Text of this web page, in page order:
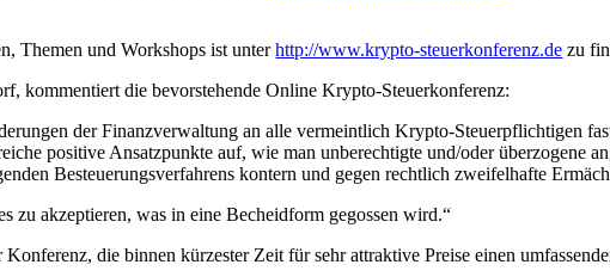
Themen und Workshops ist unterhttp://www.krypto-steuerkonferenz.de zu
kommentiert die bevorstehende Online Krypto-Steuerkonferenz:
der Finanzverwaltung an alle vermeintlich Krypto-Steuerpflichtigen
positive Ansatzpunkte auf, wie man unberechtigte und/oder überzogene
Besteuerungsverfahrens kontern und gegen rechtlich zweifelhafte
zu akzeptieren, was in eine Becheidform gegossen wird.“
die binnen kürzester Zeit für sehr attraktive Preise einen